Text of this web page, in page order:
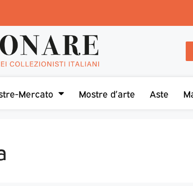
Mercato Mostre d’arte Aste